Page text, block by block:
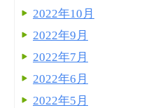
2022年10月
2022年9月
2022年7月
2022年6月
2022年5月